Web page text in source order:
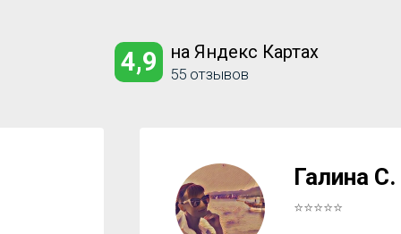
55 отзывов
на Яндекс Картах
4,9
Галина С.
⭐⭐⭐⭐⭐